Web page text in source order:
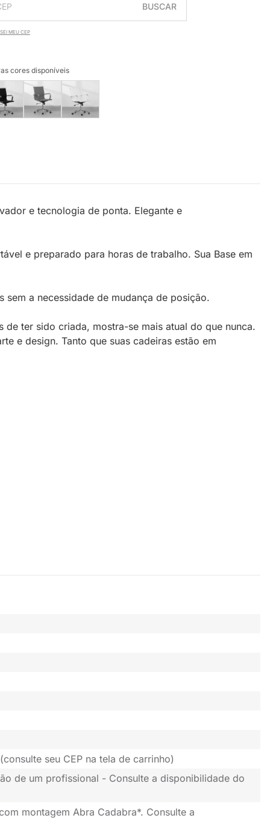
BUSCAR
MEU CEP
cores disponíveis
e tecnologia de ponta. Elegante e
e preparado para horas de trabalho. Sua Base em
a necessidade de mudança de posição.
ter sido criada, mostra-se mais atual do que nunca.
e design. Tanto que suas cadeiras estão em
seu CEP na tela de carrinho)
de um profissional - Consulte a disponibilidade do
montagem Abra Cadabra*. Consulte a